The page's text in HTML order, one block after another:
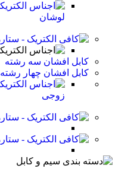
لوشان
کابل افشان سه رشته
کابل افشان چهار رشته
زوجی